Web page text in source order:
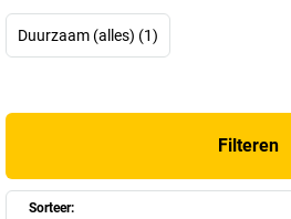
weegschaal of briefweegschaal
antwoorden op veelgestelde vragen in
+Meer weergeven
Duurzaam (alles) (1)
Filteren
Sorteer: